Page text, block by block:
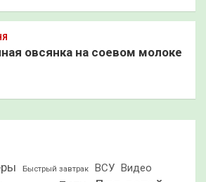
овсянка на соевом молоке
Быстрый завтрак ВСУ
Видео